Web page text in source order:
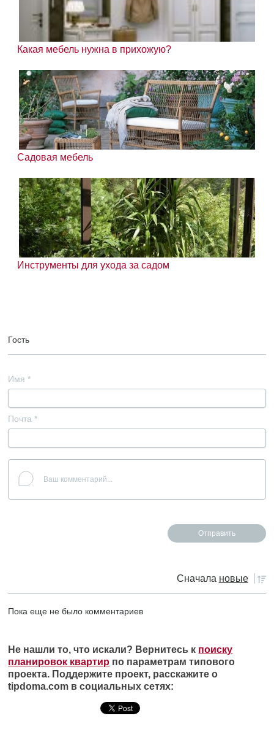
Какая мебель нужна в прихожую?
Садовая мебель
Инструменты для ухода за садом
Гость
Имя *
Почта *
Сначала новые
Пока еще не было комментариев
Не нашли то, что искали? Вернитесь к поиску
планировок квартир по параметрам типового
проекта. Поддержите проект, расскажите о
tipdoma.com в социальных сетях: